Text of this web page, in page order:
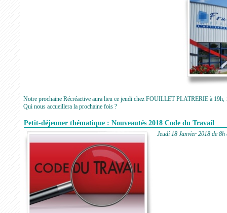
Notre prochaine Récréactive aura lieu ce jeudi chez FOUILLET PLATRERIE à
Qui nous accueillera la prochaine fois ?
Petit-déjeuner thématique : Nouveautés 2018 Code du Travail
Jeudi 18 Janvier 2018 de 8h